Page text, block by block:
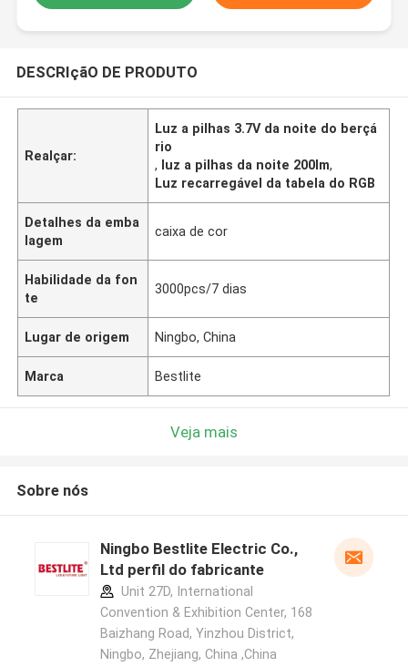
DESCRIçãO DE PRODUTO
Realçar:
Luz a pilhas 3.7V da noite do berçá
rio
, luz a pilhas da noite 200lm,
Luz recarregável da tabela do RGB
Detalhes da emba
lagem
caixa de cor
Habilidade da fon
te
3000pcs/7 dias
Lugar de origem Ningbo, China
Marca Bestlite
Veja mais
Sobre nós
Ningbo Bestlite Electric Co.,
Ltd perfil do fabricante
Unit 27D, International
Convention & Exhibition Center, 168
Baizhang Road, Yinzhou District,
Ningbo, Zhejiang, China ,China